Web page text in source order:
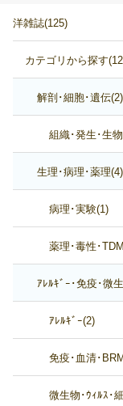
洋雑誌(125)
カテゴリから探す
解剖･細胞･遺伝(2)
組織･発生･生
生理･病理･薬理(4)
病理･実験(1)
薬理･毒性･
ｱﾚﾙｷﾞｰ･免疫･微
ｱﾚﾙｷﾞｰ(2)
免疫･血清･
微生物･ｳｨﾙｽ･